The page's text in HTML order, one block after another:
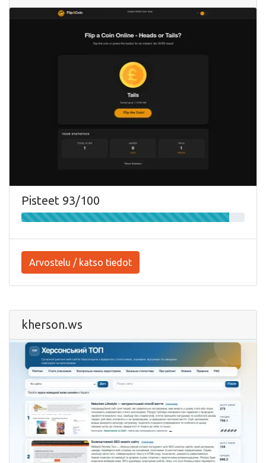
Pisteet 93/100
Arvostelu / katso tiedot
kherson.ws